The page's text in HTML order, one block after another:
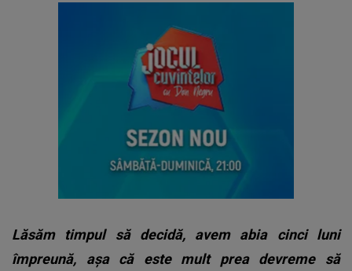
Lăsăm timpul să decidă, avem abia cinci luni
împreună, așa că este mult prea devreme să